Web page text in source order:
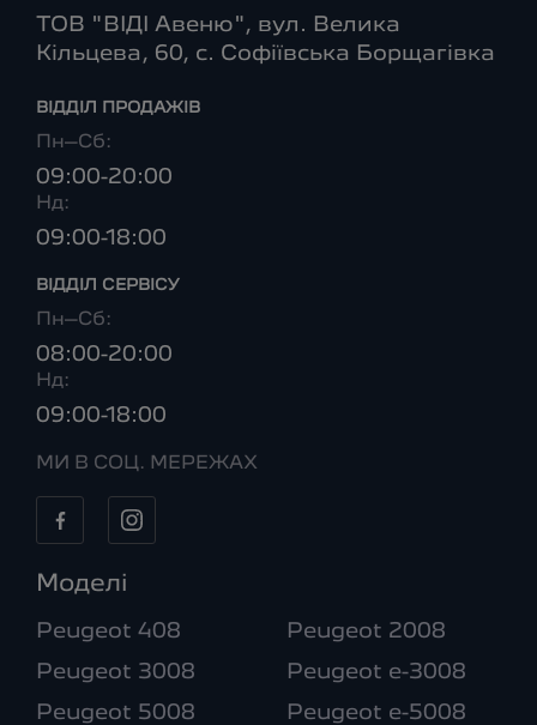
ТОВ "ВІДІ Авеню", вул. Велика
Кільцева, 60, с. Софіївська Борщагівка
ВІДДІЛ ПРОДАЖІВ
Пн–Сб:
09:00-20:00
Нд:
09:00-18:00
ВІДДІЛ CЕРВІСУ
Пн–Сб:
08:00-20:00
Нд:
09:00-18:00
МИ В СОЦ. МЕРЕЖАХ
Моделі
Peugeot 408 Peugeot 2008
Peugeot 3008 Peugeot e-3008
Peugeot 5008 Peugeot e-5008